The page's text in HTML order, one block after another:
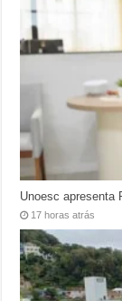
Unoesc apresenta
17 horas atrás